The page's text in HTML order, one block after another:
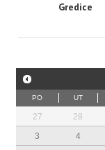
Gredice
PO UT
27 28
3
4